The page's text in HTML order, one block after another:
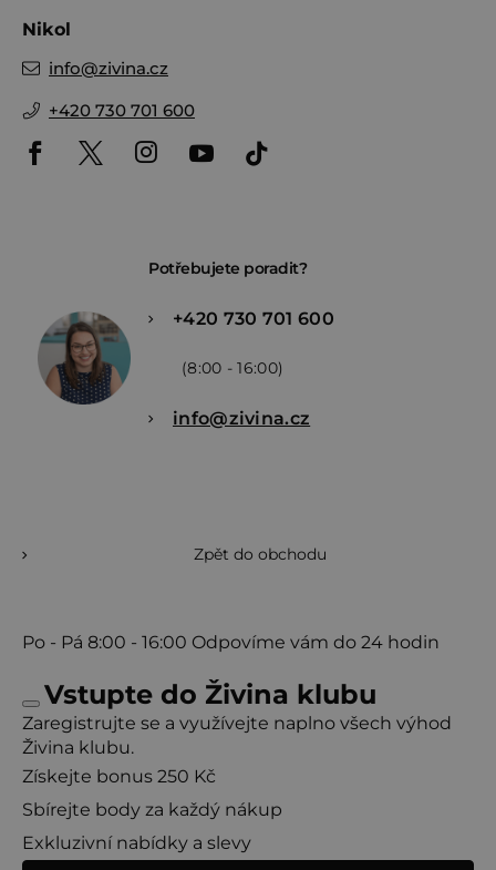
Nikol
info@zivina.cz
+420 730 701 600
Potřebujete poradit?
+420 730 701 600
(8:00 - 16:00)
info@zivina.cz
Zpět do obchodu
Po - Pá 8:00 - 16:00 Odpovíme vám do 24 hodin
Vstupte do Živina klubu
Zaregistrujte se a využívejte naplno všech výhod
Živina klubu.
Získejte bonus 250 Kč
Sbírejte body za každý nákup
Exkluzivní nabídky a slevy